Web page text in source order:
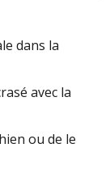
dans la
avec la
ou de le